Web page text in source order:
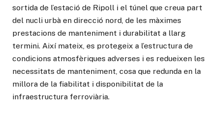
sortida de l’estació de Ripoll i el túnel que creua part
del nucli urbà en direcció nord, de les màximes
prestacions de manteniment i durabilitat a llarg
termini. Així mateix, es protegeix a l’estructura de
condicions atmosfèriques adverses i es redueixen les
necessitats de manteniment, cosa que redunda en la
millora de la fiabilitat i disponibilitat de la
infraestructura ferroviària.